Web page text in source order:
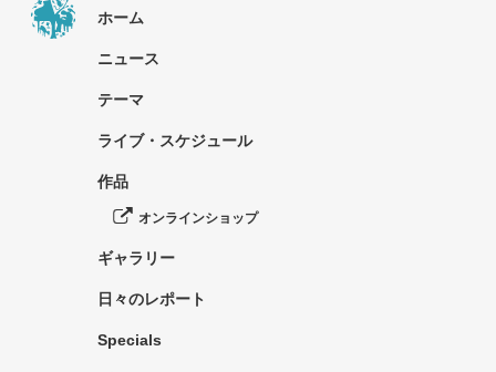
ホーム
ニュース
テーマ
ライブ・スケジュール
作品
オンラインショップ
ギャラリー
日々のレポート
Specials